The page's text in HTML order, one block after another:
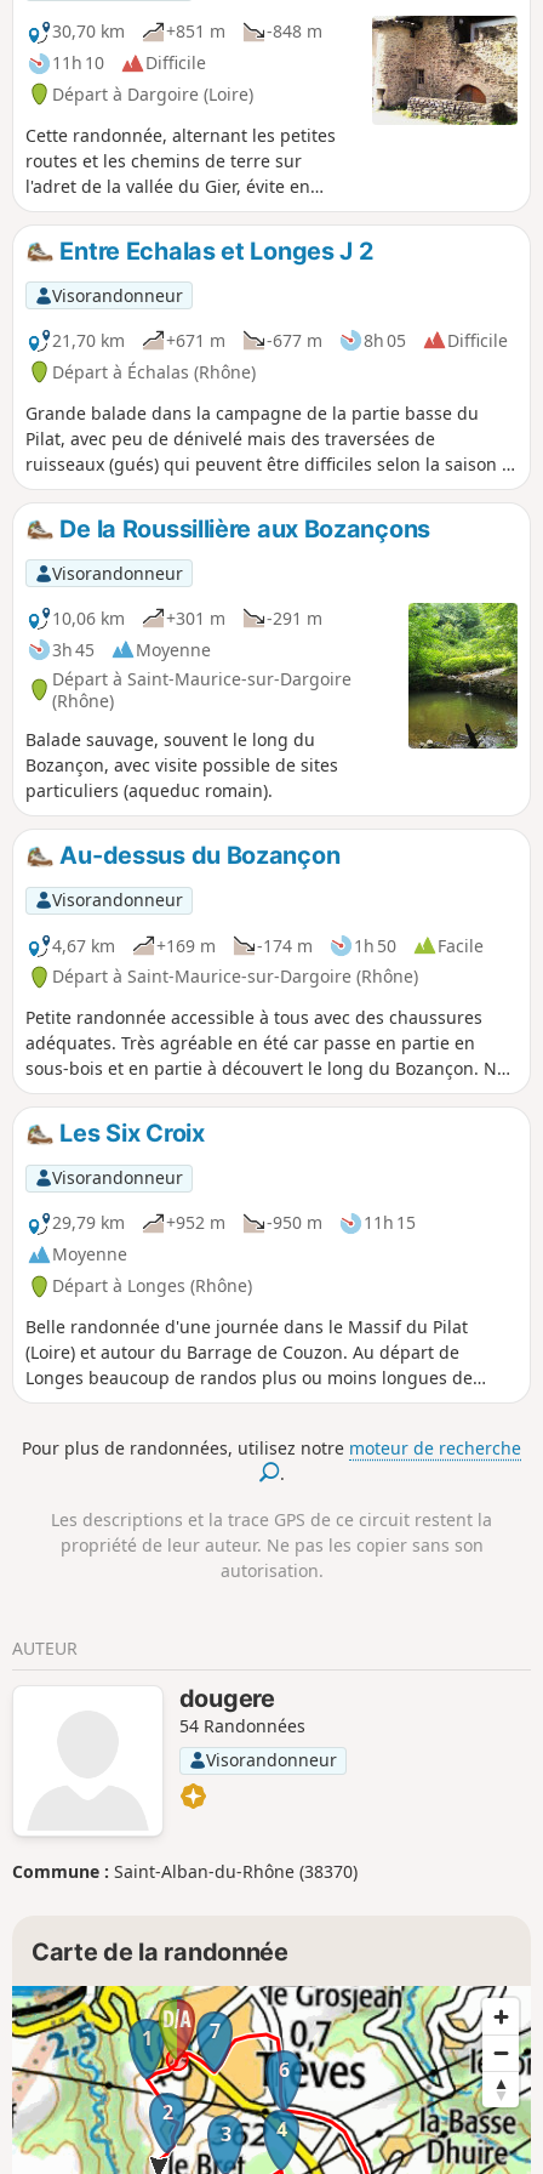
30,70 km +851 m
-848 m
11h 10
Difficile
Départ à Dargoire (Loire)
Cette randonnée, alternant les petites
routes et les chemins de terre sur
l'adret de la vallée du Gier, évite en
grande partie les fondrières boueuses,
et profite d'une exposition plein Sud, ce
qui la rend plus appréciable en hiver.
Depuis Dargoire, charmant petit bourg
médiéval, le parcours s'oriente Ouest, il
franchit le vallon du Bezançon sur le
rustique pont de pierre de la Roussilière
et, après un détour à la cascade,
remonte sur le Village de Saint-Joseph.
Il longe le haut du parc zoologique de
Saint-Martin-la-Plaine, puis passe
devant la petite chapelle de la Cula,
avant de traverser le hameau de
Tarévieux. Il descend sur Chagnon, se
dirige vers l'Est pour longer la Durèze et
passer sous son remarquable pont
romain. Il remonte sur Genilac, traverse
le vallon du Féloin, puis dévale sur Les
Peschures d'où il grimpe au Grand Bief.
À La Renavelière, il s'élève, à travers
La Roussilière, gagne Tartaras, puis
plonge sur Dargoire.
Entre Echalas et Longes J 2
Visorandonneur
21,70 km
+671 m -677 m 8h 05
Difficile
Départ à Échalas (Rhône)
Grande balade dans la campagne de la partie basse du
Pilat, avec peu de dénivelé mais des traversées de
ruisseaux (gués) qui peuvent être difficiles selon la saison et
le niveau d'eau.
De la Roussillière aux Bozançons
Visorandonneur
10,06 km
+301 m
-291 m
3h 45
Moyenne
Départ à Saint-Maurice-sur-Dargoire
(Rhône)
Balade sauvage, souvent le long du
Bozançon, avec visite possible de sites
particuliers (aqueduc romain).
Au-dessus du Bozançon
Visorandonneur
4,67 km
+169 m -174 m 1h 50
Facile
Départ à Saint-Maurice-sur-Dargoire (Rhône)
Petite randonnée accessible à tous avec des chaussures
adéquates. Très agréable en été car passe en partie en
sous-bois et en partie à découvert le long du Bozançon. Nos
amis les chiens y trouveront de l'ombre sur 75% du
parcours, moins de 1000 m de route (et peu passante), 2
ravitaillement en eau de rivière.
Les Six Croix
Visorandonneur
29,79 km
+952 m -950 m
11h 15
Moyenne
Départ à Longes (Rhône)
Belle randonnée d'une journée dans le Massif du Pilat
(Loire) et autour du Barrage de Couzon. Au départ de
Longes beaucoup de randos plus ou moins longues de
l'altitude 450m à 1400m (au Cret de la Perdrix) ou à celle de
Pour plus de randonnées, utilisez notre moteur de recherche
.
Les descriptions et la trace GPS de ce circuit restent la
propriété de leur auteur. Ne pas les copier sans son
autorisation.
AUTEUR
dougere
54 Randonnées
Visorandonneur
Commune : Saint-Alban-du-Rhône (38370)
Carte de la randonnée
1
2
3
4
6
7